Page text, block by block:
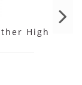
High